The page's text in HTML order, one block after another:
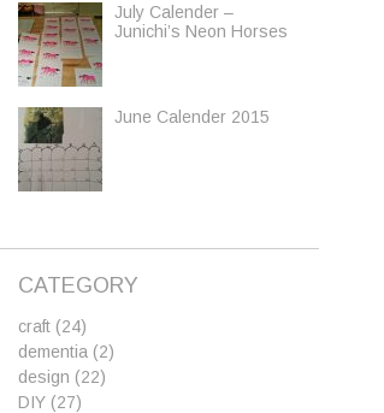
July Calender –
Junichi’s Neon Horses
June Calender 2015
CATEGORY
craft (24)
dementia (2)
design (22)
DIY (27)